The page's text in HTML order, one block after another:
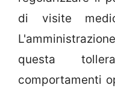
di visite
questa
comportamenti